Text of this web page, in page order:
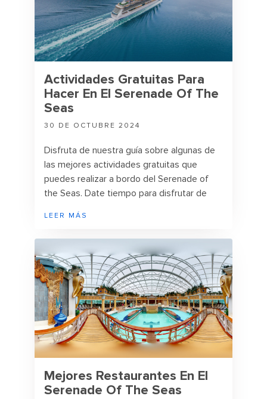
Actividades Gratuitas Para
Hacer En El Serenade Of The
Seas
30 DE OCTUBRE 2024
Disfruta de nuestra guía sobre algunas de
las mejores actividades gratuitas que
puedes realizar a bordo del Serenade of
the Seas. Date tiempo para disfrutar de
LEER MÁS
Mejores Restaurantes En El
Serenade Of The Seas